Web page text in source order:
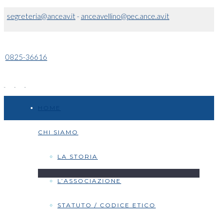
segreteria@anceav.it- anceavellino@pec.ance.av.it
0825-36616
CHI SIAMO
LA STORIA
L’ASSOCIAZIONE
STATUTO / CODICE ETICO